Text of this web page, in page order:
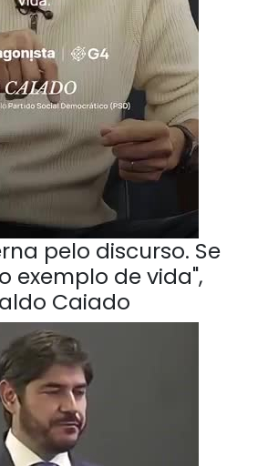
pelo discurso. Se
exemplo de vida",
Caiado